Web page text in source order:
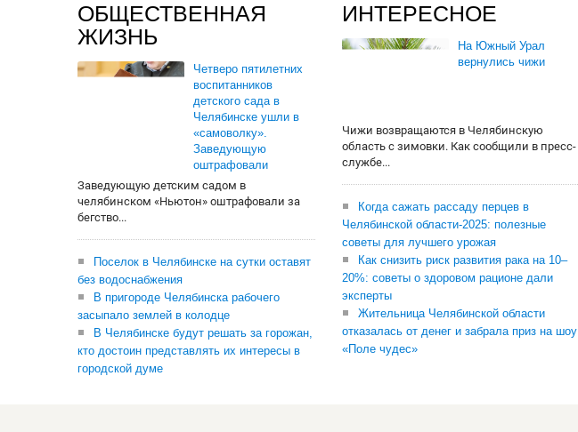
ОБЩЕСТВЕННАЯ
ЖИЗНЬ
Четверо пятилетних
воспитанников
детского сада в
Челябинске ушли в
«самоволку».
Заведующую
оштрафовали
Заведующую детским садом в
челябинском «Ньютон» оштрафовали за
бегство...
Поселок в Челябинске на сутки оставят
без водоснабжения
В пригороде Челябинска рабочего
засыпало землей в колодце
В Челябинске будут решать за горожан,
кто достоин представлять их интересы в
городской думе
ИНТЕРЕСНОЕ
На Южный Урал
вернулись чижи
Чижи возвращаются в Челябинскую
область с зимовки. Как сообщили в пресс-
службе...
Когда сажать рассаду перцев в
Челябинской области-2025: полезные
советы для лучшего урожая
Как снизить риск развития рака на 10–
20%: советы о здоровом рационе дали
эксперты
Жительница Челябинской области
отказалась от денег и забрала приз на шоу
«Поле чудес»